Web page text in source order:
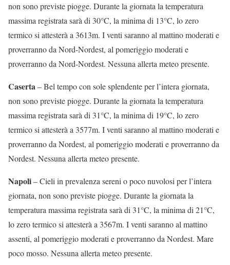
non sono previste piogge. Durante la giornata la temperatura
massima registrata sarà di 30°C, la minima di 13°C, lo zero
termico si attesterà a 3613m. I venti saranno al mattino moderati e
proverranno da Nord-Nordest, al pomeriggio moderati e
proverranno da Nord-Nordest. Nessuna allerta meteo presente.
Caserta– Bel tempo con sole splendente per l’intera giornata,
non sono previste piogge. Durante la giornata la temperatura
massima registrata sarà di 31°C, la minima di 19°C, lo zero
termico si attesterà a 3577m. I venti saranno al mattino moderati e
proverranno da Nordest, al pomeriggio moderati e proverranno da
Nordest. Nessuna allerta meteo presente.
Napoli– Cieli in prevalenza sereni o poco nuvolosi per l’intera
giornata, non sono previste piogge. Durante la giornata la
temperatura massima registrata sarà di 31°C, la minima di 21°C,
lo zero termico si attesterà a 3567m. I venti saranno al mattino
assenti, al pomeriggio moderati e proverranno da Nordest. Mare
poco mosso. Nessuna allerta meteo presente.